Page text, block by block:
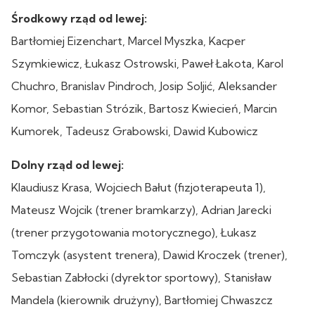
Środkowy rząd od lewej:
Bartłomiej Eizenchart, Marcel Myszka, Kacper
Szymkiewicz, Łukasz Ostrowski, Paweł Łakota, Karol
Chuchro, Branislav Pindroch, Josip Soljić, Aleksander
Komor, Sebastian Strózik, Bartosz Kwiecień, Marcin
Kumorek, Tadeusz Grabowski, Dawid Kubowicz
Dolny rząd od lewej:
Klaudiusz Krasa, Wojciech Bałut (fizjoterapeuta 1),
Mateusz Wojcik (trener bramkarzy), Adrian Jarecki
(trener przygotowania motorycznego), Łukasz
Tomczyk (asystent trenera), Dawid Kroczek (trener),
Sebastian Zabłocki (dyrektor sportowy), Stanisław
Mandela (kierownik drużyny), Bartłomiej Chwaszcz